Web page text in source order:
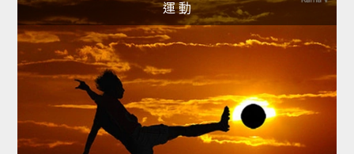
運 動